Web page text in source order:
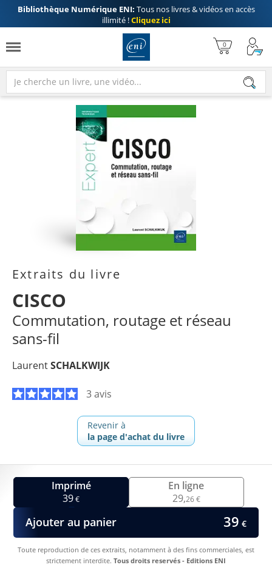
Bibliothèque Numérique ENI: Tous nos livres & vidéos en accès
illimité !Cliquez ici
Extraits du livre
CISCO
Commutation, routage et réseau
sans-fil
LaurentSCHALKWIJK
3 avis
Revenir à
la page d'achat du livre
Imprimé
39€
En ligne
29,26 €
Ajouter au panier 39 €
Toute reproduction de ces extraits, notamment à des fins commerciales, est
strictement interdite. Tous droits reservés - Editions ENI